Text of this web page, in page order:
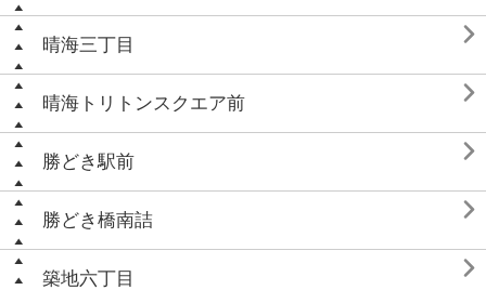
晴海三丁目 
晴海トリトンスクエア前 
勝どき駅前 
勝どき橋南詰 
築地六丁目 